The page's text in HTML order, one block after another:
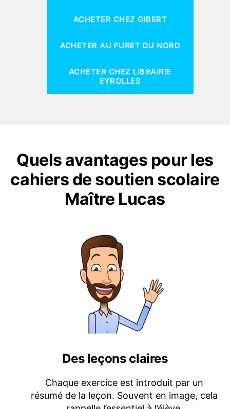
ACHETER CHEZ GIBERT
ACHETER AU FURET DU NORD
ACHETER CHEZ LIBRAIRIE
EYROLLES
Quels avantages pour les
cahiers de soutien scolaire
Maître Lucas
Des leçons claires
Chaque exercice est introduit par un
résumé de la leçon. Souvent en image, cela